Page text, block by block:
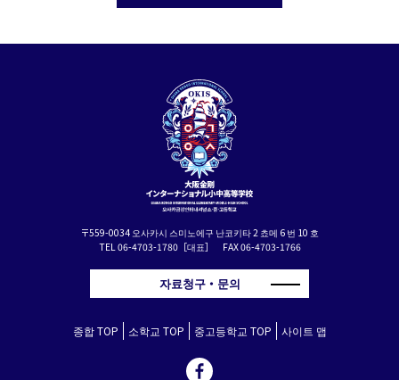
〒559-0034 오사카시 스미노에구 난코키타 2 쵸메 6 번 10 호
TEL 06-4703-1780［대표］ FAX 06-4703-1766
자료청구・문의
종합 TOP 소학교 TOP 중고등학교 TOP 사이트 맵